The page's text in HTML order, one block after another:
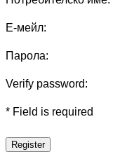
Е-мейл:
Парола:
Verify password:
* Field is required
Register